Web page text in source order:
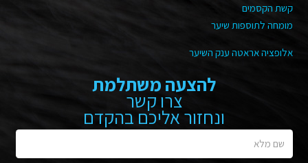
קשת הקסמים
מומחה לתוספות שיער
אלופציה אראטה ענק השיער
להצעה משתלמת
צרו קשר
ונחזור אליכם בהקדם